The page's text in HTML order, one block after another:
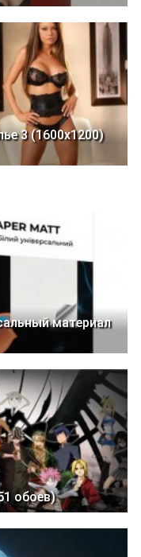
3 (1600x1200)
материал
обоев)